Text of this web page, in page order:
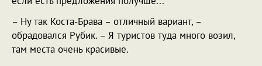
– Ну так Коста-Брава – отличный вариант, –
обрадовался Рубик. – Я туристов туда много возил,
там места очень красивые.